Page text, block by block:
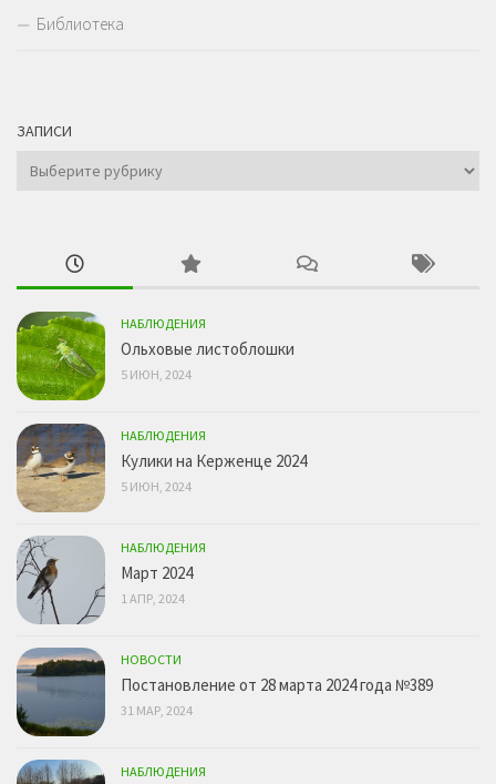
Библиотека
ЗАПИСИ
Записи
НАБЛЮДЕНИЯ
Ольховые листоблошки
5 ИЮН, 2024
НАБЛЮДЕНИЯ
Кулики на Керженце 2024
5 ИЮН, 2024
НАБЛЮДЕНИЯ
Март 2024
1 АПР, 2024
НОВОСТИ
Постановление от 28 марта 2024 года №389
31 МАР, 2024
НАБЛЮДЕНИЯ